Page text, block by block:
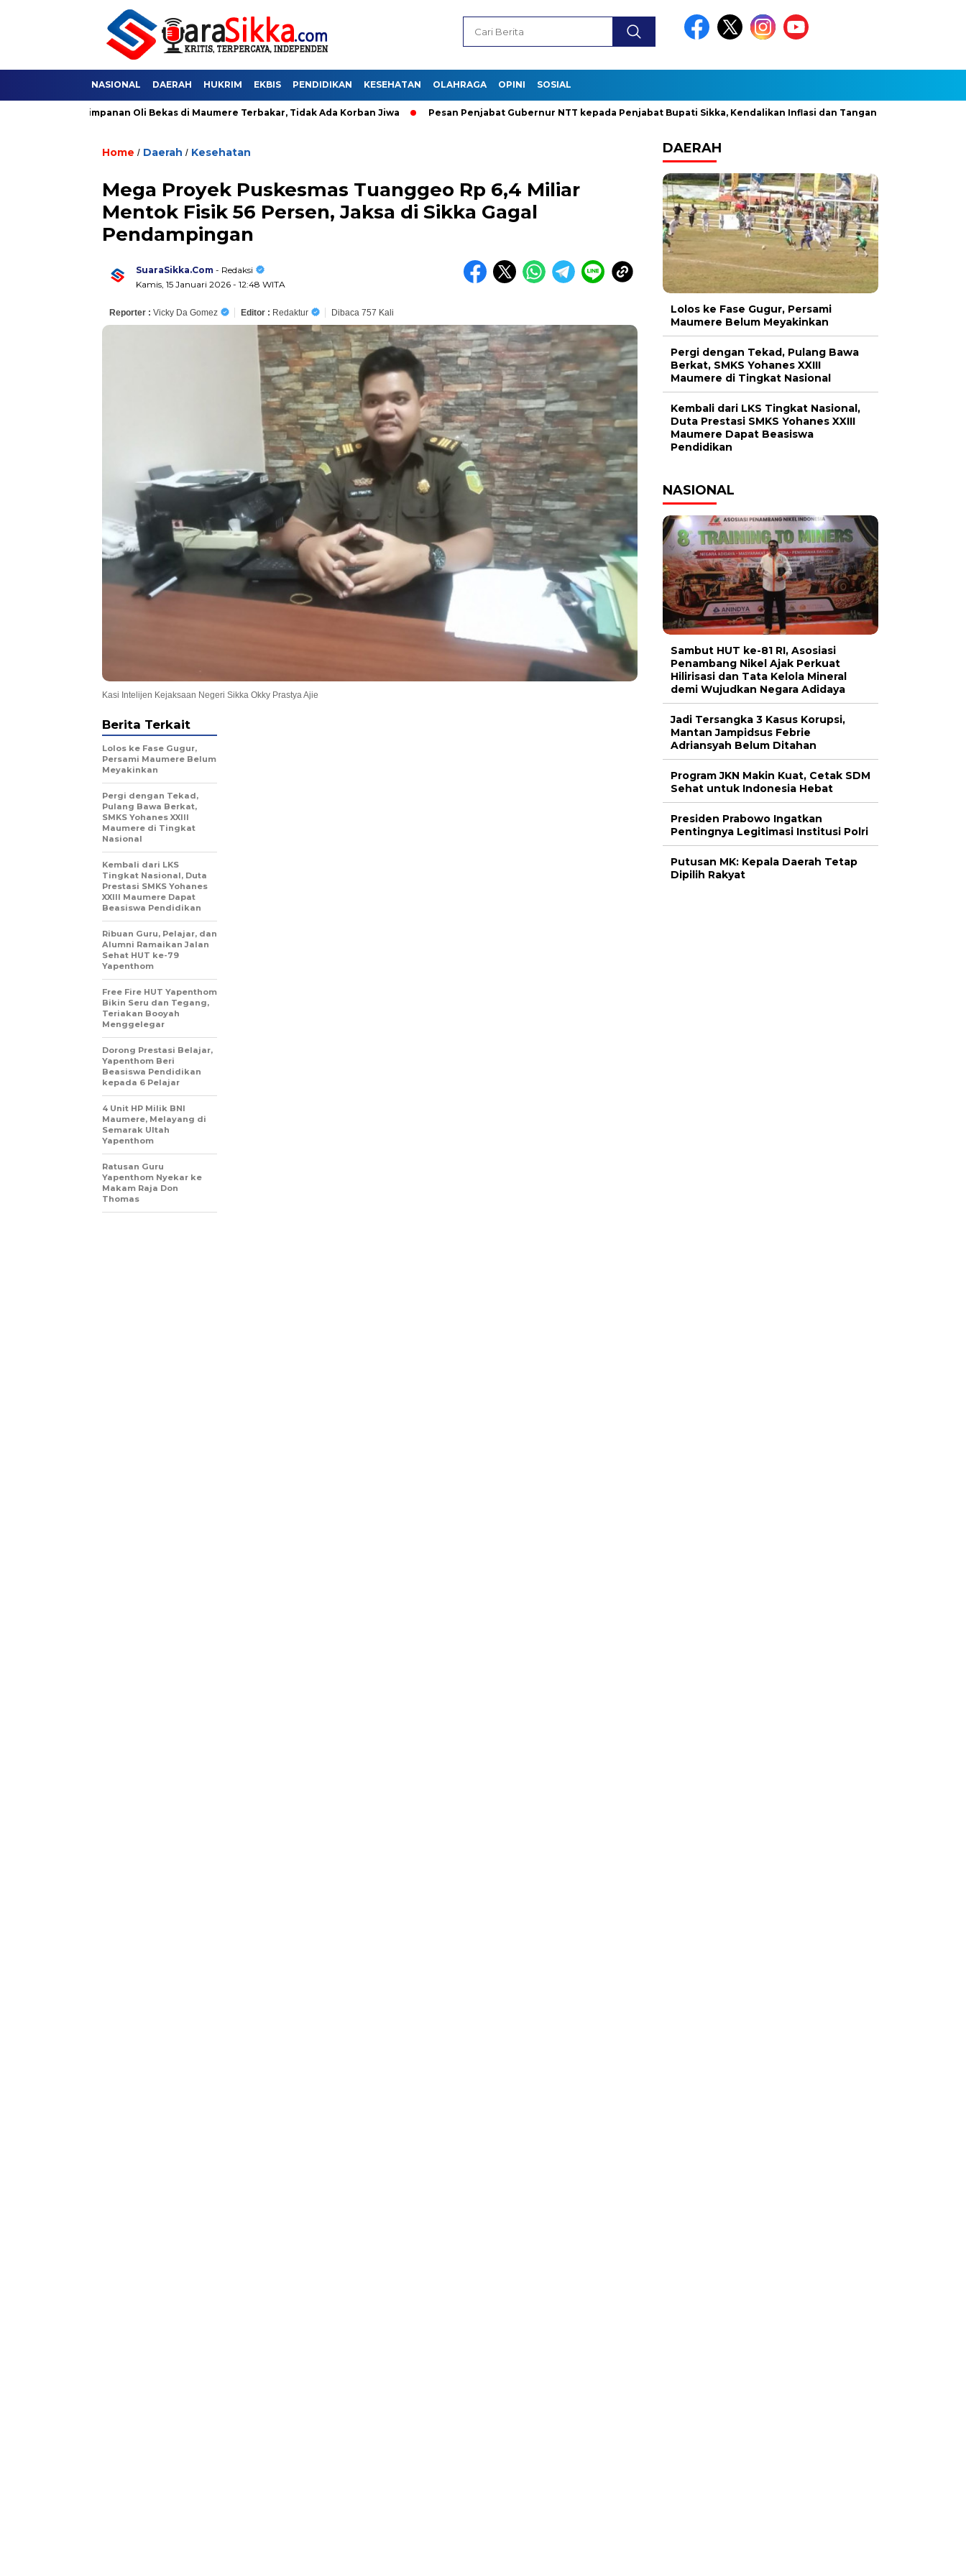
NASIONAL DAERAH HUKRIM EKBIS PENDIDIKAN KESEHATAN OLAHRAGA OPINI SOSIAL
Penyimpanan Oli Bekas di Maumere Terbakar, Tidak Ada Korban Jiwa Pesan Penjabat Gubernur NTT kepada Penjabat Bupati Sikka, Kendalikan Inflasi dan Tangani Stunting
Home / Daerah / Kesehatan
Mega Proyek Puskesmas Tuanggeo Rp 6,4 Miliar
Mentok Fisik 56 Persen, Jaksa di Sikka Gagal
Pendampingan
SuaraSikka.Com - Redaksi
Kamis, 15 Januari 2026 - 12:48 WITA
Reporter : Vicky Da Gomez Editor : Redaktur Dibaca 757 Kali
Kasi Intelijen Kejaksaan Negeri Sikka Okky Prastya Ajie
Berita Terkait
Lolos ke Fase Gugur,
Persami Maumere Belum
Meyakinkan
Pergi dengan Tekad,
Pulang Bawa Berkat,
SMKS Yohanes XXIII
Maumere di Tingkat
Nasional
Kembali dari LKS
Tingkat Nasional, Duta
Prestasi SMKS Yohanes
XXIII Maumere Dapat
Beasiswa Pendidikan
Ribuan Guru, Pelajar, dan
Alumni Ramaikan Jalan
Sehat HUT ke-79
Yapenthom
Free Fire HUT Yapenthom
Bikin Seru dan Tegang,
Teriakan Booyah
Menggelegar
Dorong Prestasi Belajar,
Yapenthom Beri
Beasiswa Pendidikan
kepada 6 Pelajar
4 Unit HP Milik BNI
Maumere, Melayang di
Semarak Ultah
Yapenthom
Ratusan Guru
Yapenthom Nyekar ke
Makam Raja Don
Thomas
DAERAH
Lolos ke Fase Gugur, Persami
Maumere Belum Meyakinkan
Pergi dengan Tekad, Pulang Bawa
Berkat, SMKS Yohanes XXIII
Maumere di Tingkat Nasional
Kembali dari LKS Tingkat Nasional,
Duta Prestasi SMKS Yohanes XXIII
Maumere Dapat Beasiswa
Pendidikan
NASIONAL
Sambut HUT ke-81 RI, Asosiasi
Penambang Nikel Ajak Perkuat
Hilirisasi dan Tata Kelola Mineral
demi Wujudkan Negara Adidaya
Jadi Tersangka 3 Kasus Korupsi,
Mantan Jampidsus Febrie
Adriansyah Belum Ditahan
Program JKN Makin Kuat, Cetak SDM
Sehat untuk Indonesia Hebat
Presiden Prabowo Ingatkan
Pentingnya Legitimasi Institusi Polri
Putusan MK: Kepala Daerah Tetap
Dipilih Rakyat